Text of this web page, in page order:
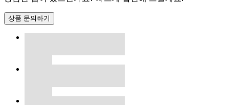
상품 문의하기